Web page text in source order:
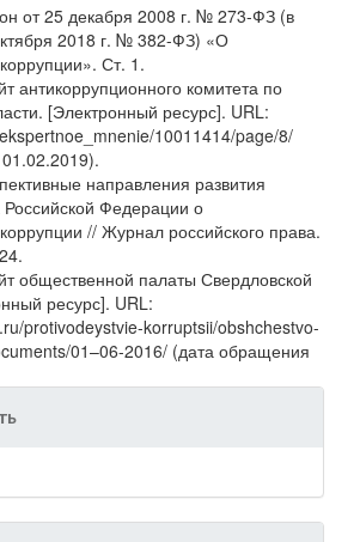
от 25 декабря 2008 г. № 273-ФЗ (в
2018 г. № 382-ФЗ) «О
Ст. 1.
антикоррупционного комитета по
[Электронный ресурс]. URL:
10011414/page/8/
направления развития
Российской Федерации о
// Журнал российского права.
общественной палаты Свердловской
ресурс]. URL:
protivodeystvie-korruptsii/obshchestvo-
01–06-2016/ (дата обращения